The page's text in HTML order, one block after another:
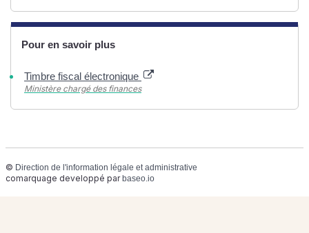
Pour en savoir plus
Timbre fiscal électronique
Ministère chargé des finances
© Direction de l'information légale et administrative
comarquage developpé par baseo.io